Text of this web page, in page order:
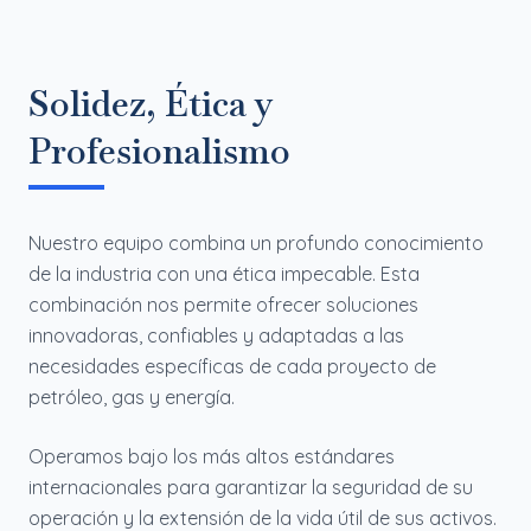
Solidez, Ética y
Profesionalismo
Nuestro equipo combina un profundo conocimiento
de la industria con una ética impecable. Esta
combinación nos permite ofrecer soluciones
innovadoras, confiables y adaptadas a las
necesidades específicas de cada proyecto de
petróleo, gas y energía.
Operamos bajo los más altos estándares
internacionales para garantizar la seguridad de su
operación y la extensión de la vida útil de sus activos.